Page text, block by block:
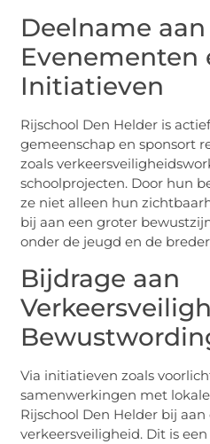
Deelname
Evenementen
Initiatieven
Rijschool Den Helder is
gemeenschap en sponsort
zoals
schoolprojecten. Door hun
ze niet alleen hun
bij aan een groter
onder de jeugd en de
Bijdrage aan
Via initiatieven zoals
samenwerkingen met
Rijschool Den Helder bij
verkeersveiligheid. Dit is